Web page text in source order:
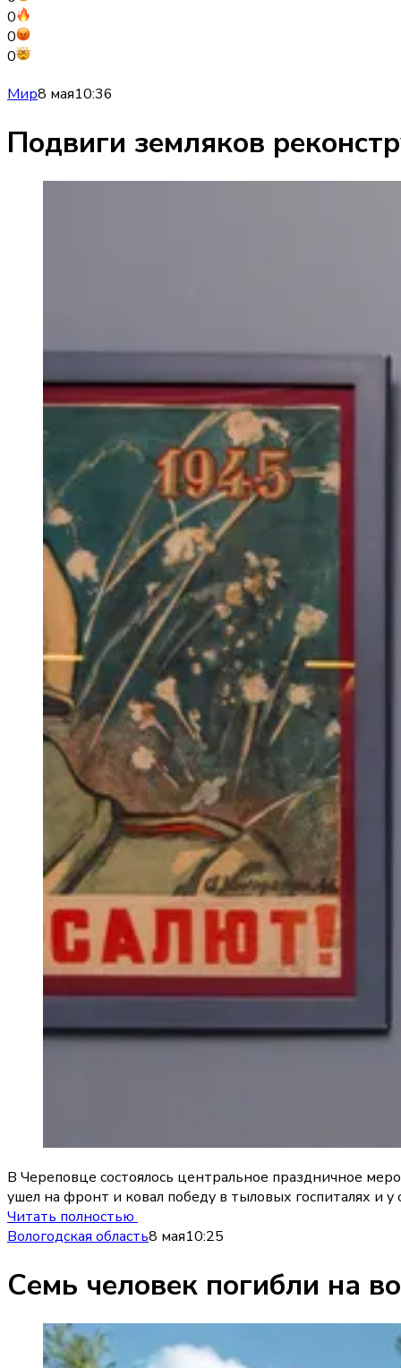
0
0
0
Мир8 мая10:36
Подвиги земляков
В Череповце состоялось центральное праздничное
ушел на фронт и ковал победу в тыловых госпиталях и
Читать полностью
Вологодская область8 мая10:25
Семь человек погибли на